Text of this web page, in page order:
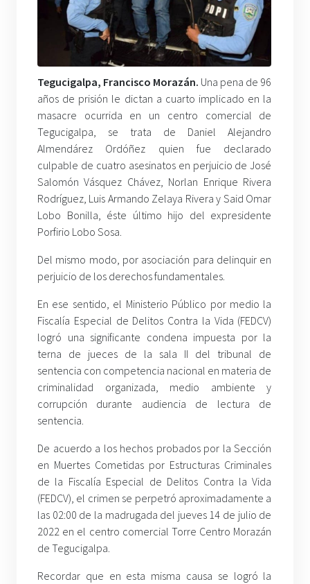
Tegucigalpa, Francisco Morazán. Una pena de 96
años de prisión le dictan a cuarto implicado en la
masacre ocurrida en un centro comercial de
Tegucigalpa, se trata de Daniel Alejandro
Almendárez Ordóñez quien fue declarado
culpable de cuatro asesinatos en perjuicio de José
Salomón Vásquez Chávez, Norlan Enrique Rivera
Rodríguez, Luis Armando Zelaya Rivera y Said Omar
Lobo Bonilla, éste último hijo del expresidente
Porfirio Lobo Sosa.
Del mismo modo, por asociación para delinquir en
perjuicio de los derechos fundamentales.
En ese sentido, el Ministerio Público por medio la
Fiscalía Especial de Delitos Contra la Vida (FEDCV)
logró una significante condena impuesta por la
terna de jueces de la sala II del tribunal de
sentencia con competencia nacional en materia de
criminalidad organizada, medio ambiente y
corrupción durante audiencia de lectura de
sentencia.
De acuerdo a los hechos probados por la Sección
en Muertes Cometidas por Estructuras Criminales
de la Fiscalía Especial de Delitos Contra la Vida
(FEDCV), el crimen se perpetró aproximadamente a
las 02:00 de la madrugada del jueves 14 de julio de
2022 en el centro comercial Torre Centro Morazán
de Tegucigalpa.
Recordar que en esta misma causa se logró la